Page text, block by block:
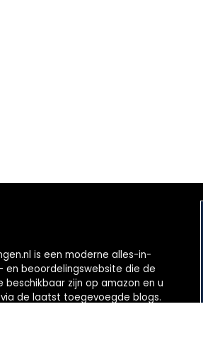
is een moderne alles-in-
en beoordelingswebsite die de
zijn op amazon en u
de laatst toegevoegde blogs.